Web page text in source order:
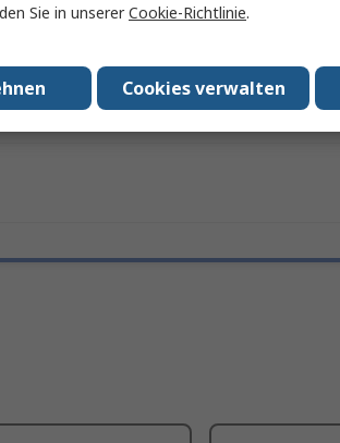
RoHS 2 MIIT Order No 32, EU ELV 2000/53/EC,
Sie in unsererCookie-Richtlinie.
Cookies verwalten